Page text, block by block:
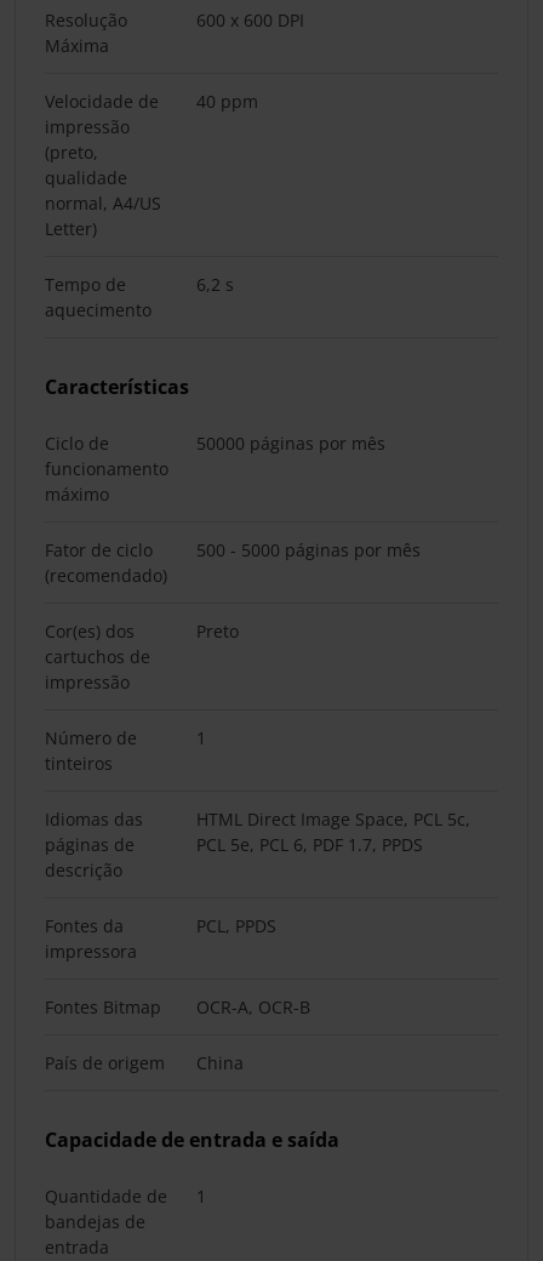
Resolução
Máxima
600 x 600 DPI
Velocidade de
impressão
(preto,
qualidade
normal, A4/US
Letter)
40 ppm
Tempo de
aquecimento
6,2 s
Características
Ciclo de
funcionamento
máximo
50000 páginas por mês
Fator de ciclo
(recomendado)
500 - 5000 páginas por mês
Cor(es) dos
cartuchos de
impressão
Preto
Número de
tinteiros
1
Idiomas das
páginas de
descrição
HTML Direct Image Space, PCL 5c,
PCL 5e, PCL 6, PDF 1.7, PPDS
Fontes da
impressora
PCL, PPDS
Fontes Bitmap OCR-A, OCR-B
País de origem China
Capacidade de entrada e saída
Quantidade de
bandejas de
entrada
1